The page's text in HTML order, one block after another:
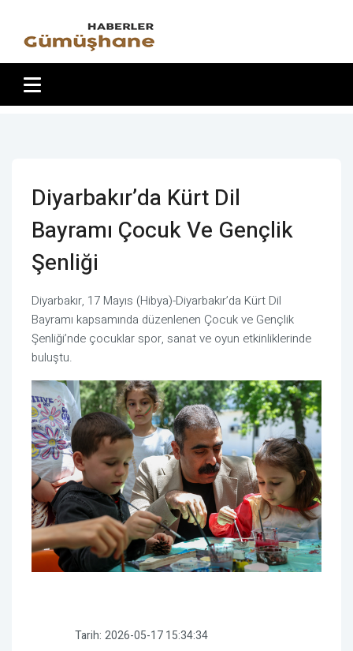
Diyarbakır’da Kürt Dil
Bayramı Çocuk Ve Gençlik
Şenliği
Diyarbakır, 17 Mayıs (Hibya)-Diyarbakır’da Kürt Dil
Bayramı kapsamında düzenlenen Çocuk ve Gençlik
Şenliği’nde çocuklar spor, sanat ve oyun etkinliklerinde
buluştu.
Tarih: 2026-05-17 15:34:34